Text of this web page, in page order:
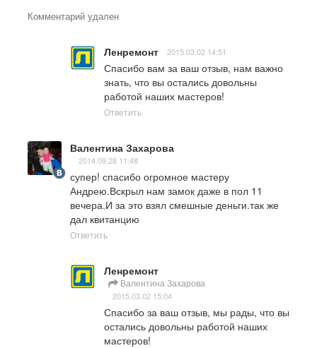
Комментарий удален
Ленремонт 2015.03.02 14:51
Спасибо вам за ваш отзыв, нам важно
знать, что вы остались довольны
работой наших мастеров!
Ответить
Валентина Захарова
2014.09.28 11:48
супер! спасибо огромное мастеру
Андрею.Вскрыл нам замок даже в пол 11
вечера.И за это взял смешные деньги.так же
дал квитанцию
Ответить
Ленремонт
Валентина Захарова
2015.03.02 15:04
Спасибо за ваш отзыв, мы рады, что вы
остались довольны работой наших
мастеров!